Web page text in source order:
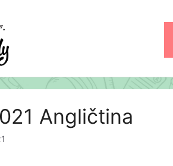
Angličtina